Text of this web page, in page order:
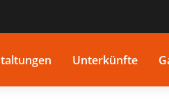
Unterkünfte